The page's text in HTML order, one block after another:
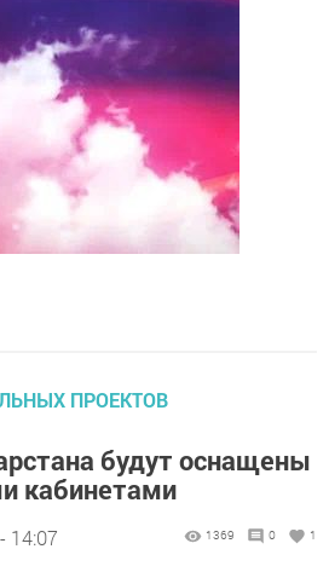
ПРОЕКТОВ
будут оснащены
кабинетами
14:07 1369 0 1